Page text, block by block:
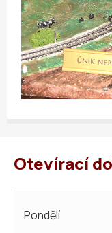
Otevírací
Pondělí